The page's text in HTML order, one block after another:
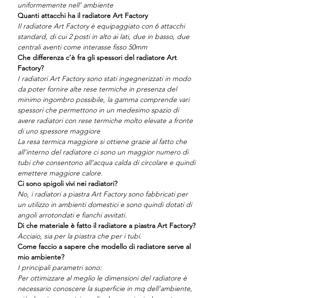
uniformemente nell’ ambiente
Quanti attacchi ha il radiatore Art Factory
Il radiatore Art Factory è equipaggiato con 6 attacchi
standard, di cui 2 posti in alto ai lati, due in basso, due
centrali aventi come interasse fisso 50mm
Che differenza c’è fra gli spessori del radiatore Art
Factory?
I radiatori Art Factory sono stati ingegnerizzati in modo
da poter fornire alte rese termiche in presenza del
minimo ingombro possibile, la gamma comprende vari
spessori che permettono in un medesimo spazio di
avere radiatori con rese termiche molto elevate a fronte
di uno spessore maggiore
La resa termica maggiore si ottiene grazie al fatto che
all’interno del radiatore ci sono un maggior numero di
tubi che consentono all’acqua calda di circolare e quindi
emettere maggiore calore.
Ci sono spigoli vivi nei radiatori?
No, i radiatori a piastra Art Factory sono fabbricati per
un utilizzo in ambienti domestici e sono quindi dotati di
angoli arrotondati e fianchi avvitati.
Di che materiale è fatto il radiatore a piastra Art Factory?
Acciaio, sia per la piastra che per i tubi.
Come faccio a sapere che modello di radiatore serve al
mio ambiente?
I principali parametri sono:
Per ottimizzare al meglio le dimensioni del radiatore è
necessario conoscere la superficie in mq dell’ambiente,